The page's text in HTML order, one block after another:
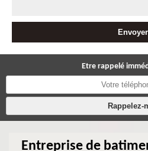
Etre rappelé
Entreprise de